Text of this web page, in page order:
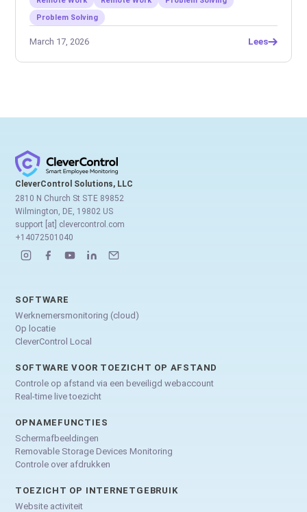
Problem Solving
March 17, 2026 Lees
CleverControl Solutions, LLC
2810 N Church St STE 89852
Wilmington, DE, 19802 US
support [at] clevercontrol.com
+14072501040
SOFTWARE
Werknemersmonitoring (cloud)
Op locatie
CleverControl Local
SOFTWARE VOOR TOEZICHT OP AFSTAND
Controle op afstand via een beveiligd webaccount
Real-time live toezicht
OPNAMEFUNCTIES
Schermafbeeldingen
Removable Storage Devices Monitoring
Controle over afdrukken
TOEZICHT OP INTERNETGEBRUIK
Website activiteit